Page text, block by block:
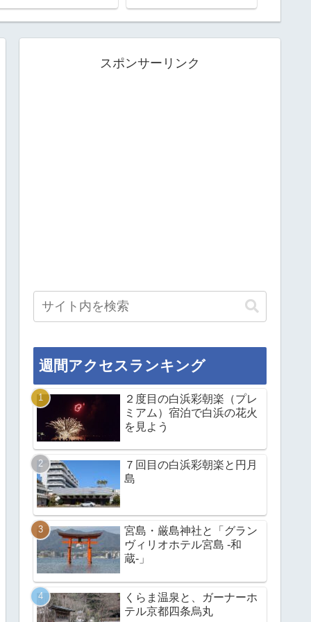
スポンサーリンク
週間アクセスランキング
２度目の白浜彩朝楽（プレ
ミアム）宿泊で白浜の花火
を見よう
７回目の白浜彩朝楽と円月
島
宮島・厳島神社と「グラン
ヴィリオホテル宮島 -和
蔵-」
くらま温泉と、ガーナーホ
テル京都四条烏丸